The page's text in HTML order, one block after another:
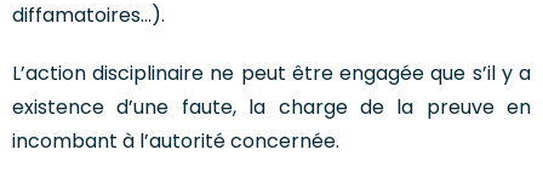
diffamatoires…).
L’action disciplinaire ne peut être engagée que s’il y a
existence d’une faute, la charge de la preuve en
incombant à l’autorité concernée.